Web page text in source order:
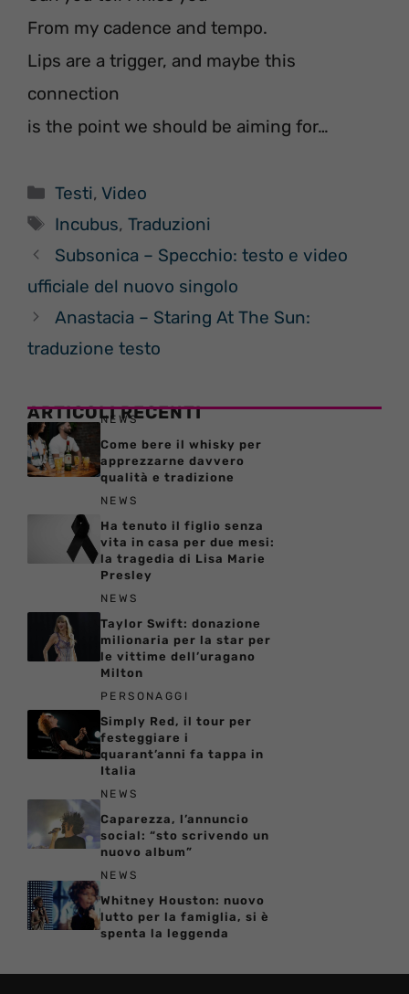
From my cadence and tempo.
Lips are a trigger, and maybe this
connection
is the point we should be aiming for…
Categorie
Testi,Video
Tag
Incubus,Traduzioni
Subsonica – Specchio: testo e video
ufficiale del nuovo singolo
Anastacia – Staring At The Sun:
traduzione testo
ARTICOLI RECENTI
NEWS
Come bere il whisky per
apprezzarne davvero
qualità e tradizione
NEWS
Ha tenuto il figlio senza
vita in casa per due mesi:
la tragedia di Lisa Marie
Presley
NEWS
Taylor Swift: donazione
milionaria per la star per
le vittime dell’uragano
Milton
PERSONAGGI
Simply Red, il tour per
festeggiare i
quarant’anni fa tappa in
Italia
NEWS
Caparezza, l’annuncio
social: “sto scrivendo un
nuovo album”
NEWS
Whitney Houston: nuovo
lutto per la famiglia, si è
spenta la leggenda